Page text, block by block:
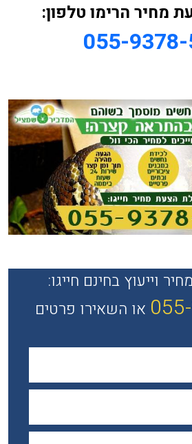
מחיר הרימו טלפון:
055-
וייעוץ בחינם חייגו:
או השאירו פרטים